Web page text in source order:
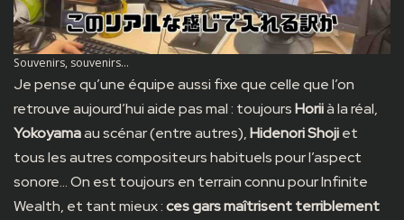
Souvenirs, souvenirs…
Je pense qu’une équipe aussi fixe que celle que l’on
retrouve aujourd’hui aide pas mal : toujoursHoriià la réal,
Yokoyamaau scénar (entre autres),Hidenori Shojiet
tous les autres compositeurs habituels pour l’aspect
sonore… On est toujours en terrain connu pour Infinite
Wealth, et tant mieux :ces gars maîtrisent terriblement